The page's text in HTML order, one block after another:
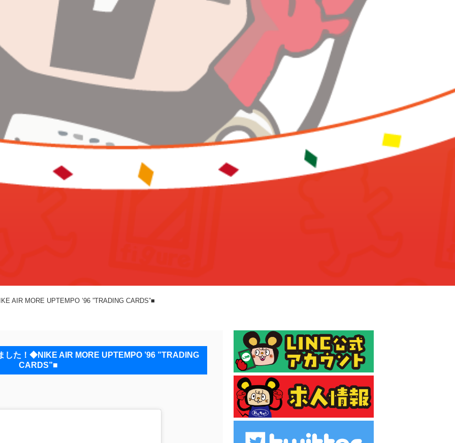
AIR MORE UPTEMPO ’96 ”TRADING CARDS”■
した！◆NIKE AIR MORE UPTEMPO ’96 ”TRADING
CARDS”■